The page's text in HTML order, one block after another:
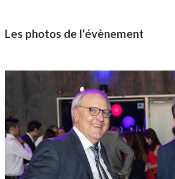
Les photos de l'évènement